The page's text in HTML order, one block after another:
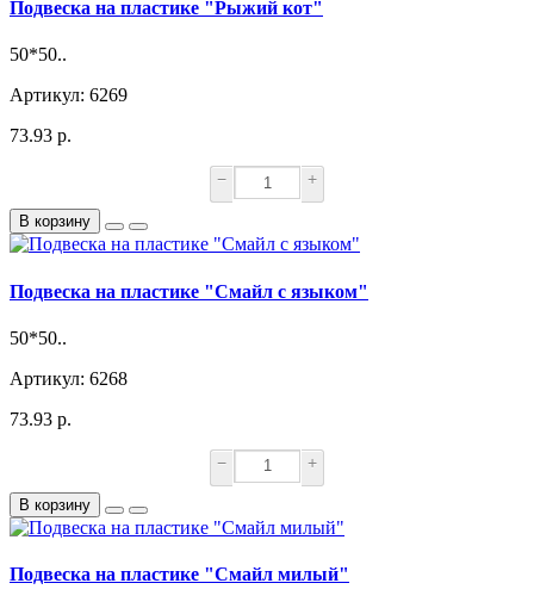
Подвеска на пластике "Рыжий кот"
50*50..
Артикул: 6269
73.93 р.
− +
В корзину
Подвеска на пластике "Смайл с языком"
50*50..
Артикул: 6268
73.93 р.
− +
В корзину
Подвеска на пластике "Смайл милый"